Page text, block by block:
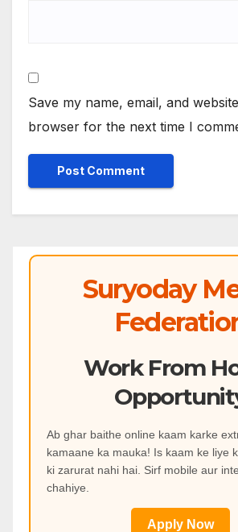
Save my name, email, and
browser for the next time I
Suryoday
Work From
Ab ghar baithe online kaam karke
kamaane ka mauka! Is kaam ke liye
ki zarurat nahi hai. Sirf mobile aur
chahiye.
Apply Now